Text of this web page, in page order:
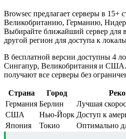
Browsec предлагает серверы в
Великобританию, Германию,
Выбирайте ближайший сервер для
другой регион для доступа к
В бесплатной версии доступны 4
Сингапур, Великобритания и
получают все серверы без
Страна Город
Германия Берлин
Лучшая
США
Нью-Йорк Доступ к
Япония
Токио Оптимально